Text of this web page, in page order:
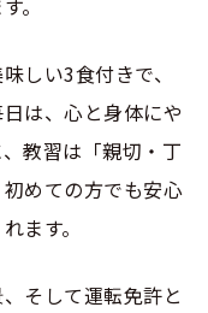
。
しい3食付きで、
は、心と身体にや
教習は「親切・丁
めての方でも安心
ます。
そして運転免許と